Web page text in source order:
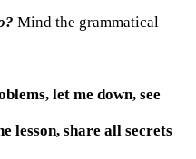
Mind the grammatical
let me down, see
lesson, share all secrets